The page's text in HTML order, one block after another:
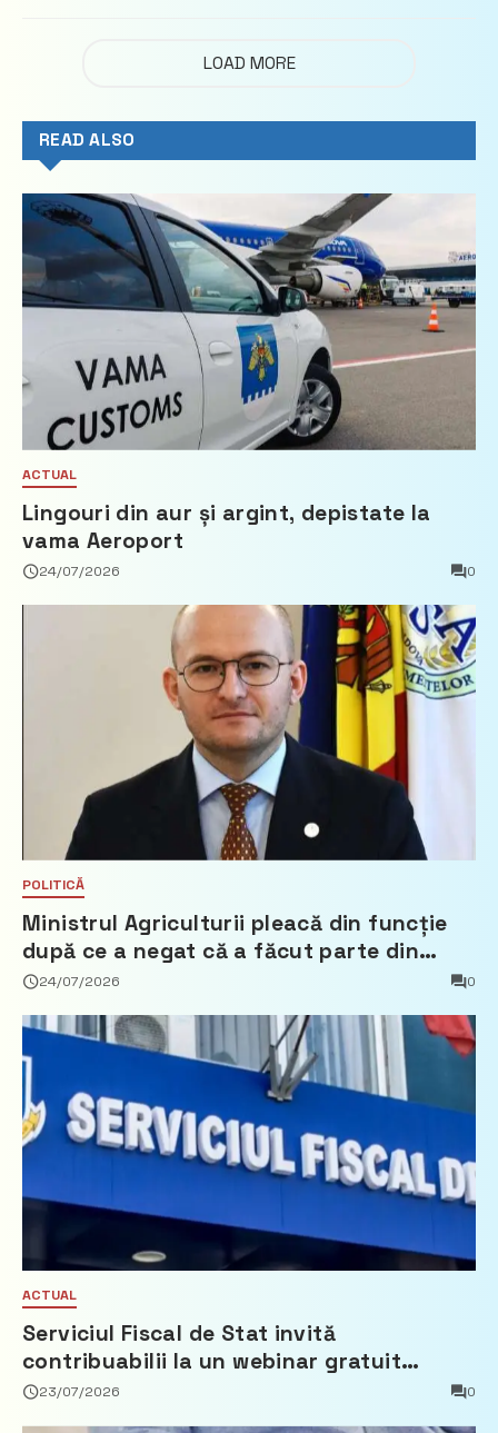
LOAD MORE
READ ALSO
ACTUAL
Lingouri din aur și argint, depistate la
vama Aeroport
24/07/2026 0
POLITICĂ
Ministrul Agriculturii pleacă din funcție
după ce a negat că a făcut parte din
Partidul Democrat
24/07/2026 0
ACTUAL
Serviciul Fiscal de Stat invită
contribuabilii la un webinar gratuit
privind calculul impozitului pe bunurile
23/07/2026 0